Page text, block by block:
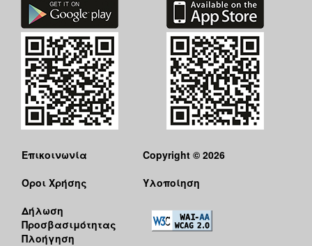
Επικοινωνία
Όροι Χρήσης
Δήλωση
Προσβασιμότητας
Πλοήγηση
Copyright © 2026
Υλοποίηση